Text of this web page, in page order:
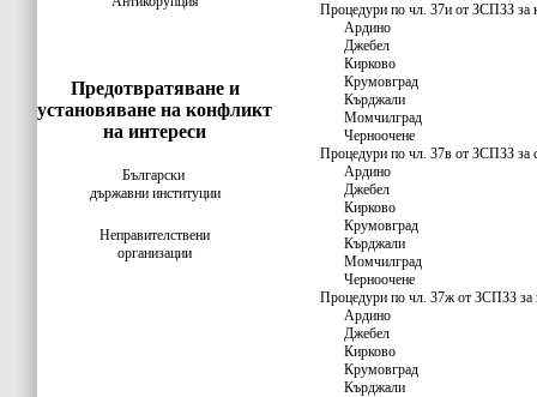
Предотвратяване и
установяване на конфликт
на интереси
Български
държавни институции
Неправителствени
организации
Процедури по чл. 37и от ЗСПЗЗ за
Ардино
Джебел
Кирково
Крумовград
Кърджали
Момчилград
Черноочене
Процедури по чл. 37в от ЗСПЗЗ за
Ардино
Джебел
Кирково
Крумовград
Кърджали
Момчилград
Черноочене
Процедури по чл. 37ж от ЗСПЗЗ за
Ардино
Джебел
Кирково
Крумовград
Кърджали